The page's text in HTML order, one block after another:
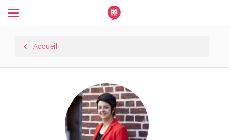
Toggle
navigation
Accueil